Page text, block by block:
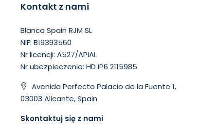
Kontakt z nami
Blanca Spain RJM SL
NIF: B19393560
Nr licencji: A527/APIAL
Nr ubezpieczenia: HD IP6 2115985
Avenida Perfecto Palacio de la Fuente 1,
03003 Alicante, Spain
Skontaktuj się z nami